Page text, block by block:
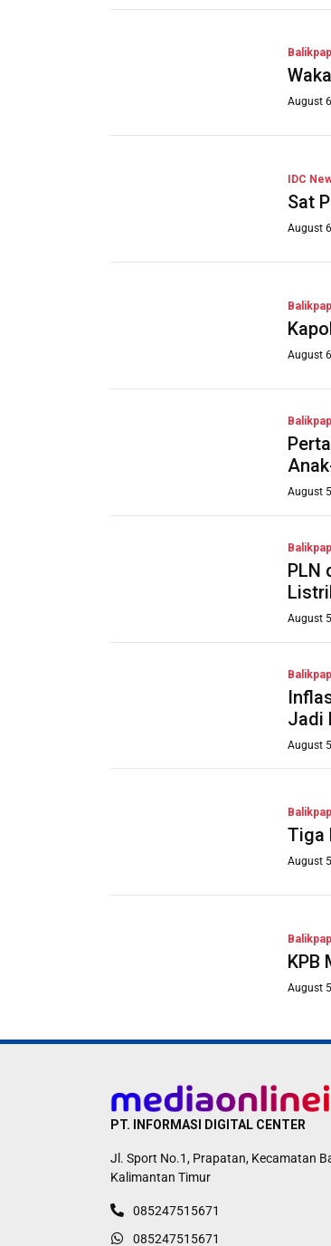
August
IDC
Sat
August
August
August
PLN
August
Jadi
August
Tiga
August
KPB
August
PT. INFORMASI DIGITAL CENTER
Jl. Sport No.1, Prapatan, Kecamatan
Kalimantan Timur
085247515671
085247515671